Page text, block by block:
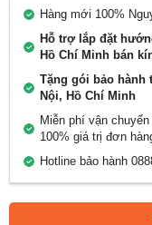
Hàng mới 100%
Hỗ trợ lắp đặt
Hồ Chí Minh bán
Tặng gói bảo hành
Nội, Hồ Chí Minh
Miễn phí vận
100% giá trị đơn
Hotline bảo hành